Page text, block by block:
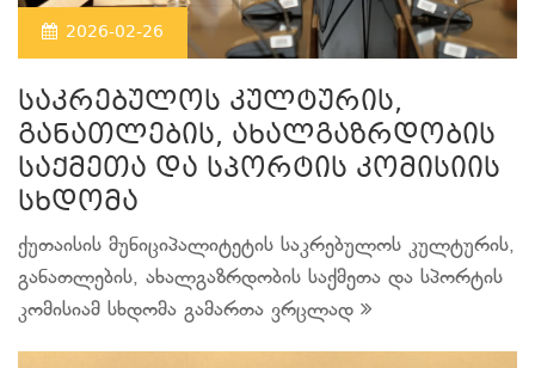
2026-02-26
საკრებულოს კულტურის,
განათლების, ახალგაზრდობის
საქმეთა და სპორტის კომისიის
სხდომა
ქუთაისის მუნიციპალიტეტის საკრებულოს კულტურის,
განათლების, ახალგაზრდობის საქმეთა და სპორტის
კომისიამ სხდომა გამართა ვრცლად